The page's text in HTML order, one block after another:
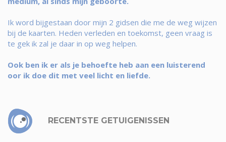
Ik word bijgestaan door mijn 2 gidsen die me de weg wijzen
bij de kaarten. Heden verleden en toekomst, geen vraag is
te gek ik zal je daar in op weg helpen.
Ook ben ik er als je behoefte heb aan een luisterend
oor ik doe dit met veel licht en liefde.
RECENTSTE GETUIGENISSEN